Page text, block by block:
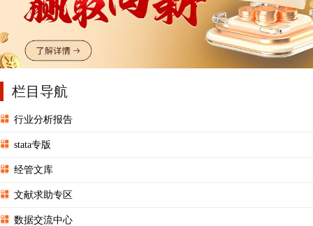
栏目导航
行业分析报告
stata专版
经管文库
文献求助专区
数据交流中心